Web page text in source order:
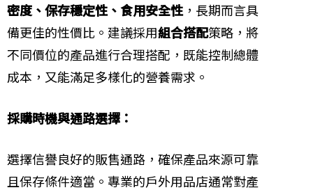
密度、保存穩定性、食用安全性，長期而言具
備更佳的性價比。建議採用組合搭配策略，將
不同價位的產品進行合理搭配，既能控制總體
成本，又能滿足多樣化的營養需求。
採購時機與通路選擇：
選擇信譽良好的販售通路，確保產品來源可靠
且保存條件適當。專業的戶外用品店通常對產